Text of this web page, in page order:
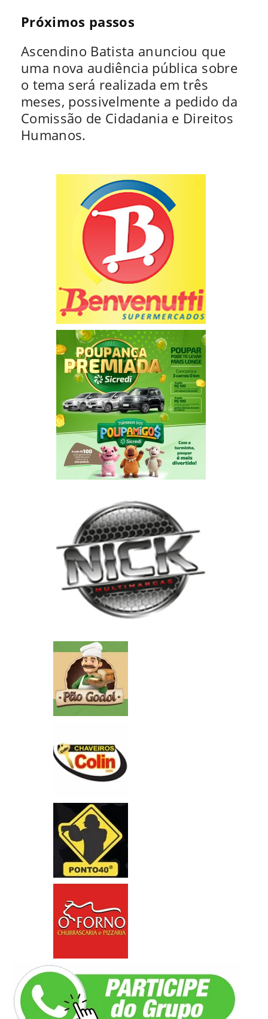
Próximos passos
Ascendino Batista anunciou que
uma nova audiência pública sobre
o tema será realizada em três
meses, possivelmente a pedido da
Comissão de Cidadania e Direitos
Humanos.